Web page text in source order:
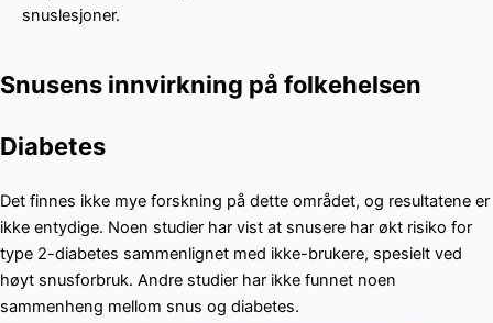
snuslesjoner.
Snusens innvirkning på folkehelsen
Diabetes
Det finnes ikke mye forskning på dette området, og resultatene er
ikke entydige. Noen studier har vist at snusere har økt risiko for
type 2-diabetes sammenlignet med ikke-brukere, spesielt ved
høyt snusforbruk. Andre studier har ikke funnet noen
sammenheng mellom snus og diabetes.